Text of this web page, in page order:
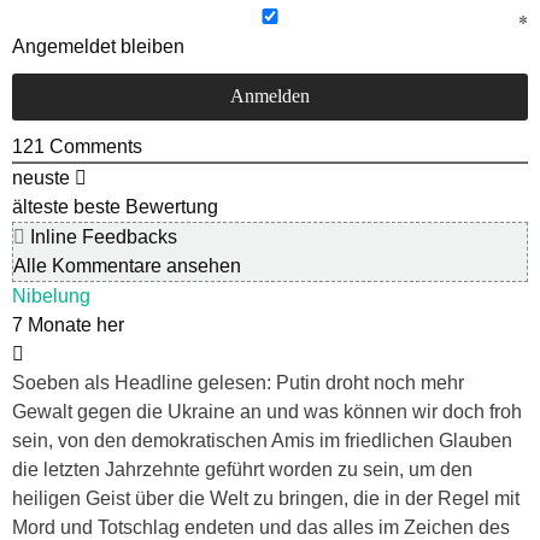
Angemeldet bleiben
121 Comments
neuste
älteste beste Bewertung
Inline Feedbacks
Alle Kommentare ansehen
Nibelung
7 Monate her
Soeben als Headline gelesen: Putin droht noch mehr
Gewalt gegen die Ukraine an und was können wir doch froh
sein, von den demokratischen Amis im friedlichen Glauben
die letzten Jahrzehnte geführt worden zu sein, um den
heiligen Geist über die Welt zu bringen, die in der Regel mit
Mord und Totschlag endeten und das alles im Zeichen des